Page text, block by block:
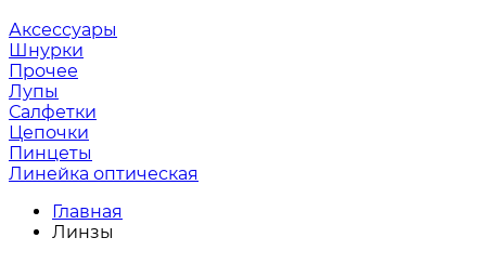
Аксессуары
Шнурки
Прочее
Лупы
Салфетки
Цепочки
Пинцеты
Линейка оптическая
Главная
Линзы